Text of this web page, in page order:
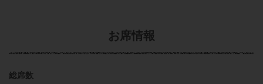
お席情報
総席数